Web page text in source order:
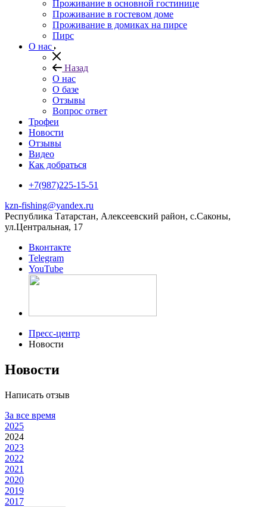
Проживание в основной гостинице
Проживание в гостевом доме
Проживание в домиках на пирсе
Пирс
О нас
Назад
О нас
О базе
Отзывы
Вопрос ответ
Трофеи
Новости
Отзывы
Видео
Как добраться
+7(987)225-15-51
kzn-fishing@yandex.ru
Республика Татарстан, Алексеевский район, с.Саконы,
ул.Центральная, 17
Вконтакте
Telegram
YouTube
Пресс-центр
Новости
Новости
Написать отзыв
За все время
2025
2024
2023
2022
2021
2020
2019
2017